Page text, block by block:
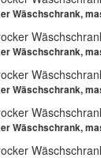
Wäschschrank,
Wäschschrank,
Wäschschrank,
Wäschschrank,